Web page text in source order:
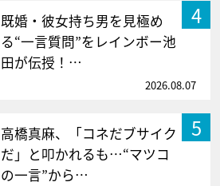
4
既婚・彼女持ち男を見極め
る“一言質問”をレインボー池
田が伝授！…
2026.08.07
5
高橋真麻、「コネだブサイク
だ」と叩かれるも…“マツコ
の一言”から…